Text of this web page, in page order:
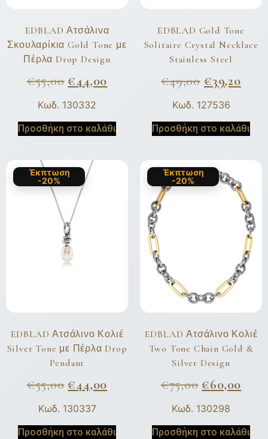
EDBLAD Ατσάλινα
Σκουλαρίκια Gold Tone με
Πέρλα Drop Design
€55,00 €44,00
Κωδ. 130332
Προσθήκη στο καλάθι
EDBLAD Gold Tone
Solitaire Crystal Necklace
Stainless Steel
€49,00 €39,20
Κωδ. 127536
Προσθήκη στο καλάθι
Έκπτωση
-20%
EDBLAD Ατσάλινο Κολιέ
Silver Tone με Πέρλα Drop
Pendant
€55,00 €44,00
Κωδ. 130337
Προσθήκη στο καλάθι
Έκπτωση
-20%
EDBLAD Ατσάλινο Κολιέ
Two Tone Chain Gold &
Silver Design
€75,00 €60,00
Κωδ. 130298
Προσθήκη στο καλάθι